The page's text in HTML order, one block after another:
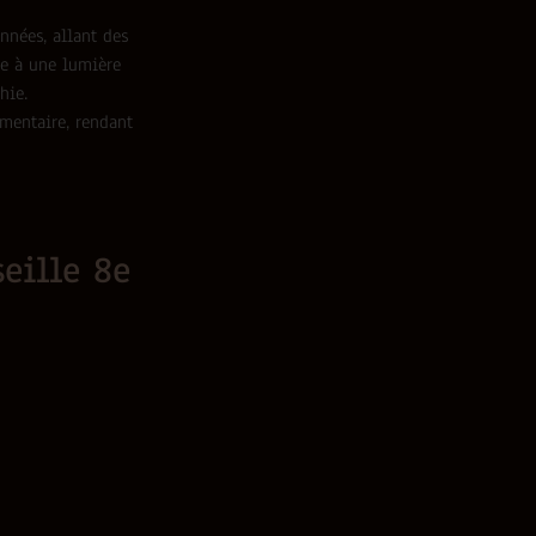
allant des
à une lumière
rendant
8e